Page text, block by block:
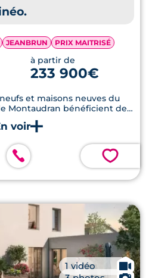
JEANBRUN PRIX MAITRISÉ
à partir de
233 900€
et maisons neuves du
Montaudran bénéficient de
haut-de-gamme.
💗
1 vidéo 🎥